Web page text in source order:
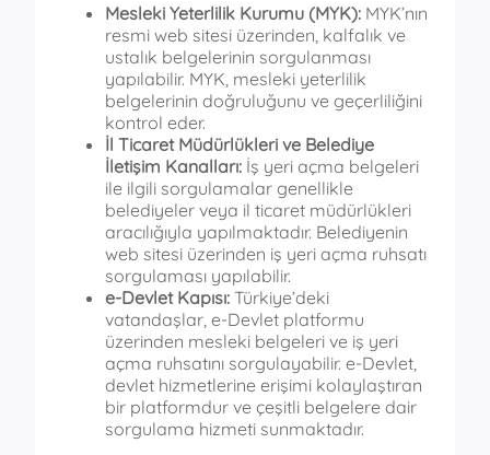
Mesleki Yeterlilik Kurumu (MYK): MYK’nın
resmi web sitesi üzerinden, kalfalık ve
ustalık belgelerinin sorgulanması
yapılabilir. MYK, mesleki yeterlilik
belgelerinin doğruluğunu ve geçerliliğini
kontrol eder.
İl Ticaret Müdürlükleri ve Belediye
İletişim Kanalları: İş yeri açma belgeleri
ile ilgili sorgulamalar genellikle
belediyeler veya il ticaret müdürlükleri
aracılığıyla yapılmaktadır. Belediyenin
web sitesi üzerinden iş yeri açma ruhsatı
sorgulaması yapılabilir.
e-Devlet Kapısı: Türkiye’deki
vatandaşlar, e-Devlet platformu
üzerinden mesleki belgeleri ve iş yeri
açma ruhsatını sorgulayabilir. e-Devlet,
devlet hizmetlerine erişimi kolaylaştıran
bir platformdur ve çeşitli belgelere dair
sorgulama hizmeti sunmaktadır.